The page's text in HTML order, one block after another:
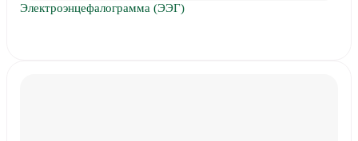
Электроэнцефалограмма (ЭЭГ)